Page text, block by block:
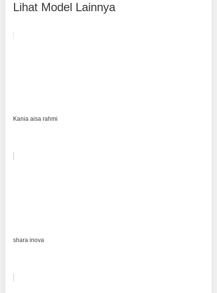
Lihat Model Lainnya
Kania aisa rahmi
shara inova